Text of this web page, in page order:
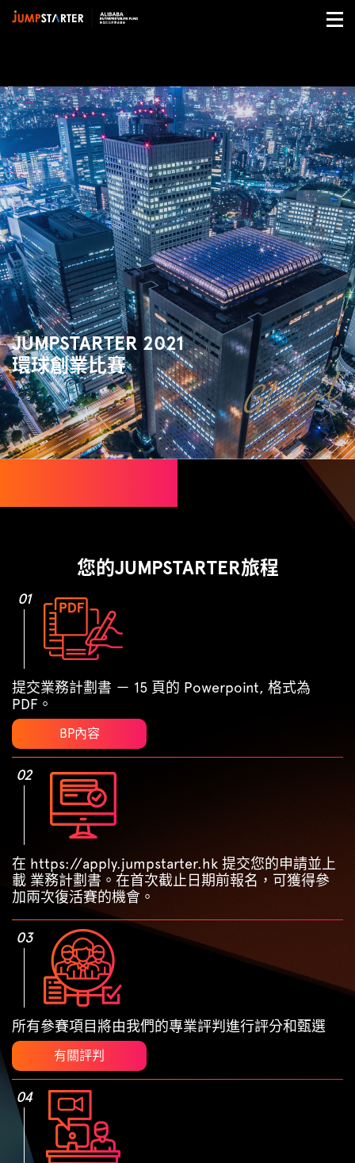
JUMPSTARTER 2021
環球創業比賽
您的JUMPSTARTER旅程
01
提交業務計劃書 － 15 頁的 Powerpoint, 格式為
PDF。
BP內容
02
在 https://apply.jumpstarter.hk 提交您的申請並上
載 業務計劃書。在首次截止日期前報名，可獲得參
加兩次復活賽的機會。
03
所有參賽項目將由我們的專業評判進行評分和甄選
有關評判
04